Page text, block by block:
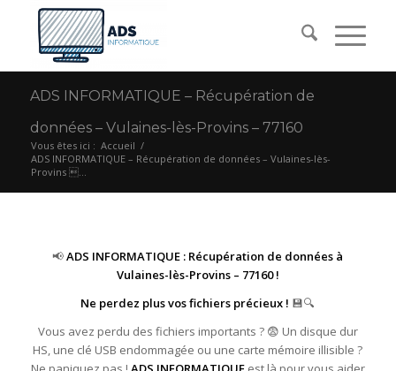
ADS INFORMATIQUE – Récupération de
données – Vulaines-lès-Provins – 77160
Vous êtes ici : Accueil /
ADS INFORMATIQUE – Récupération de données – Vulaines-lès-
Provins ...
📢ADS INFORMATIQUE : Récupération de données à
Vulaines-lès-Provins – 77160 !
Ne perdez plus vos fichiers précieux ! 💾🔍
Vous avez perdu des fichiers importants ? 😨 Un disque dur
HS, une clé USB endommagée ou une carte mémoire illisible ?